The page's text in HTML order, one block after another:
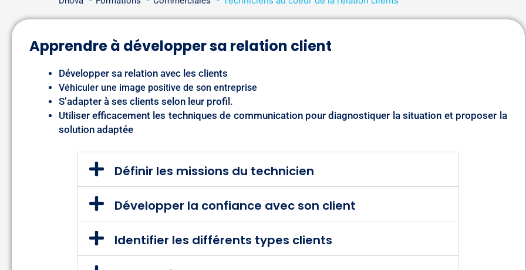
Apprendre à développer sa relation client
Développer sa relation avec les clients
Véhiculer une image positive de son entreprise
S’adapter à ses clients selon leur profil.
Utiliser efficacement les techniques de communication pour diagnostiquer la situation et proposer la
solution adaptée
Définir les missions du technicien
Développer la confiance avec son client
Identifier les différents types clients